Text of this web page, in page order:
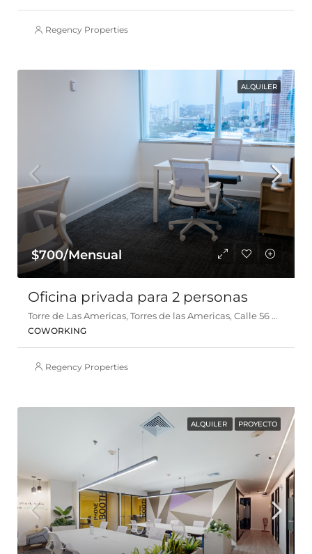
Regency Properties
ALQUILER
$700/Mensual
Oficina privada para 2 personas
Torre de Las Americas, Torres de las Americas, Calle 56 D Este, Panamá
COWORKING
Regency Properties
ALQUILER PROYECTO